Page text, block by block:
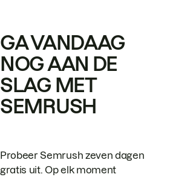
GA VANDAAG
NOG AAN DE
SLAG MET
SEMRUSH
Probeer Semrush zeven dagen
gratis uit. Op elk moment